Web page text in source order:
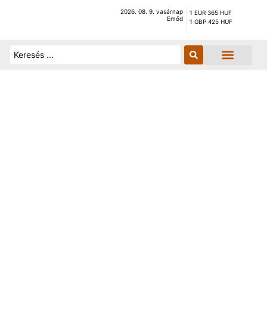
2026. 08. 9. vasárnap
Emőd
1 EUR 365 HUF
1 GBP 425 HUF